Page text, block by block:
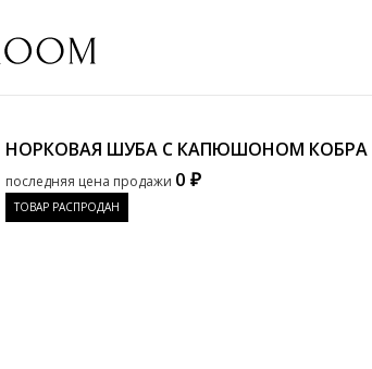
НОРКОВАЯ ШУБА С КАПЮШОНОМ КОБРА
последняя цена продажи 0 ₽
ТОВАР РАСПРОДАН